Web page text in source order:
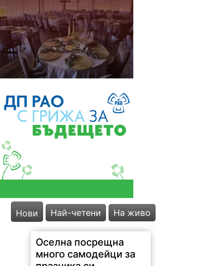
Нови Най-четени На живо
Оселна посрещна
много самодейци за
празника си